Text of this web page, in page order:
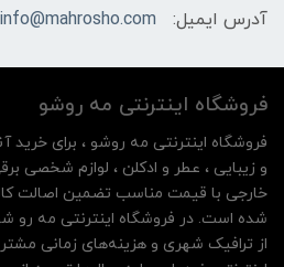
آدرس ایمیل:
info@mahrosho.com
فروشگاه اینترنتی مه‌ رو‌شو
فروشگاه اینترنتی مه‌ رو‌شو ، برای خرید
و زیبایی ، عطر و ادکلن ، لوازم شخصی
خارجی با قیمت مناسب تضمین اصالت
شده است. در فروشگاه اینترنتی مه رو
از ترافیک شهری و هزینه‌های زمانی